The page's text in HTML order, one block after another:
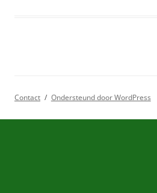
Contact Ondersteund door WordPress